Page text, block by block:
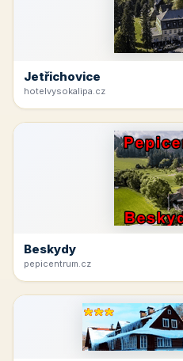
Jetřichovice
hotelvysokalipa.cz
Beskydy
pepicentrum.cz